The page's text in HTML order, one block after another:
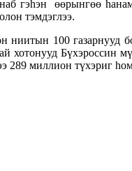
гэhэн өөрынгөө
тэмдэглээ.
100 газарнууд
хотонууд Бүхэроссин
289 миллион түхэриг